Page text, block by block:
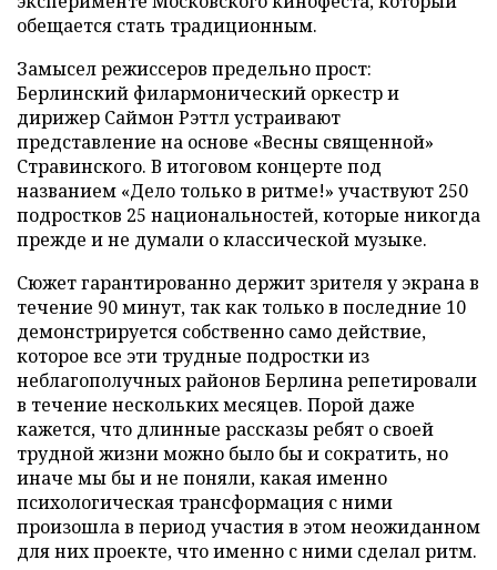
обещается стать традиционным.
Замысел режиссеров предельно прост:
Берлинский филармонический оркестр и
дирижер Саймон Рэттл устраивают
представление на основе «Весны священной»
Стравинского. В итоговом концерте под
названием «Дело только в ритме!» участвуют 250
подростков 25 национальностей, которые никогда
прежде и не думали о классической музыке.
Сюжет гарантированно держит зрителя у экрана в
течение 90 минут, так как только в последние 10
демонстрируется собственно само действие,
которое все эти трудные подростки из
неблагополучных районов Берлина репетировали
в течение нескольких месяцев. Порой даже
кажется, что длинные рассказы ребят о своей
трудной жизни можно было бы и сократить, но
иначе мы бы и не поняли, какая именно
психологическая трансформация с ними
произошла в период участия в этом неожиданном
для них проекте, что именно с ними сделал ритм.